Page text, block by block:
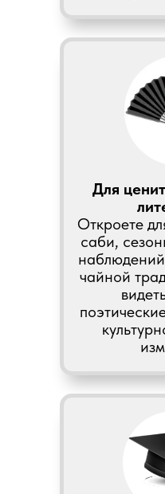
Для
Откроете
саби,
чайной